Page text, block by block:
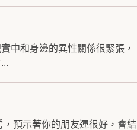
中和身邊的異性關係很緊張，
預示著你的朋友運很好，會結